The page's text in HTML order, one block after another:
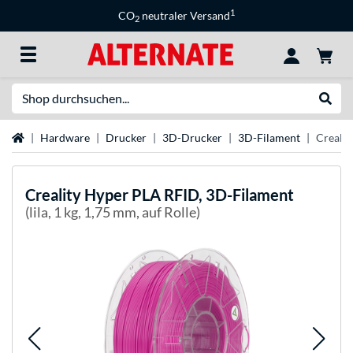
CO2 neutraler Versand1
StartseiteHardware Drucker 3D-Drucker 3D-Filament
Creality Hyper PLA RFID, 3D-Filament
(lila, 1 kg, 1,75 mm, auf Rolle)